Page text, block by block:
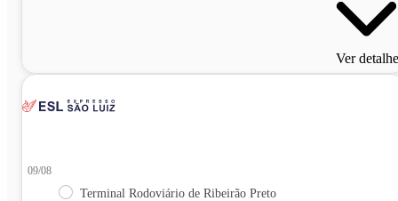
Ver
09/08
Terminal Rodoviário de Ribeirão Preto